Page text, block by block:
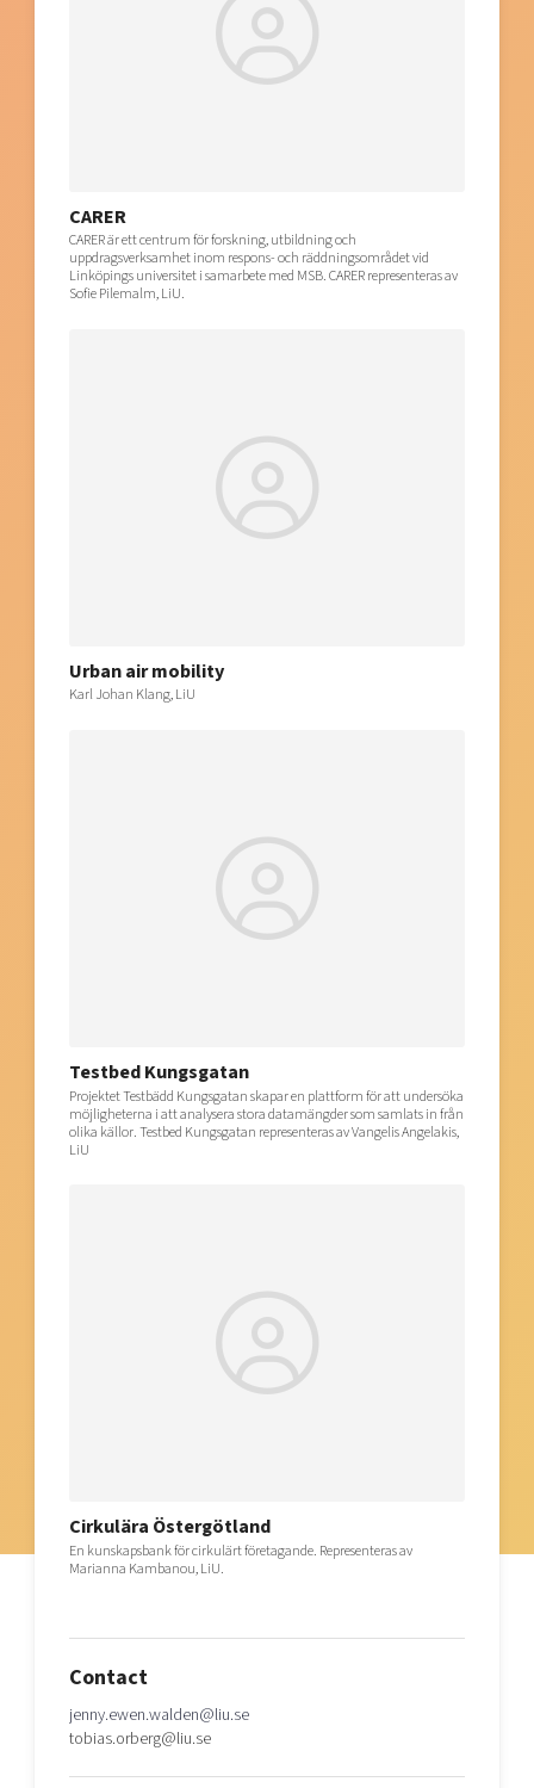
CARER
CARER är ett centrum för forskning, utbildning och
uppdragsverksamhet inom respons- och räddningsområdet vid
Linköpings universitet i samarbete med MSB. CARER representeras av
Sofie Pilemalm, LiU.
Urban air mobility
Karl Johan Klang, LiU
Testbed Kungsgatan
Projektet Testbädd Kungsgatan skapar en plattform för att undersöka
möjligheterna i att analysera stora datamängder som samlats in från
olika källor. Testbed Kungsgatan representeras av Vangelis Angelakis,
LiU
Cirkulära Östergötland
En kunskapsbank för cirkulärt företagande. Representeras av
Marianna Kambanou, LiU.
Contact
jenny.ewen.walden@liu.se
tobias.orberg@liu.se